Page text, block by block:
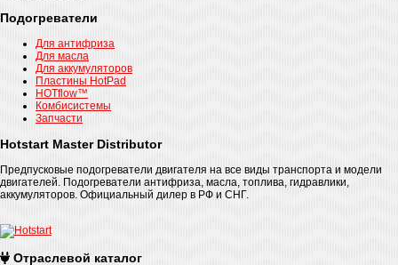
Подогреватели
Для антифриза
Для масла
Для аккумуляторов
Пластины HotPad
HOTflow™
Комбисистемы
Запчасти
Hotstart Master Distributor
Предпусковые подогреватели двигателя на все виды транспорта и модели
двигателей. Подогреватели антифриза, масла, топлива, гидравлики,
аккумуляторов. Официальный дилер в РФ и СНГ.
Отраслевой каталог